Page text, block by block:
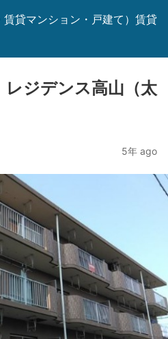
貸マンション・戸建て）賃貸
レジデンス高山（太
5年 ago